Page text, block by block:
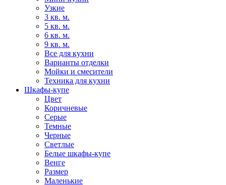
Узкие
3 кв. м.
5 кв. м.
6 кв. м.
9 кв. м.
Все для кухни
Варианты отделки
Мойки и смесители
Техника для кухни
Шкафы-купе
Цвет
Коричневые
Серые
Темные
Черные
Светлые
Белые шкафы-купе
Венге
Размер
Маленькие